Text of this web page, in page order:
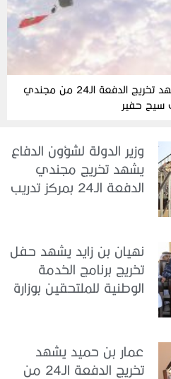
رئيسُ أركان القوات المسلحة يشهد تخريج الدفعة الـ24 من مجندي
سيح حفير
وزير الدولة لشؤون الدفاع
يشهد تخريج مجندي
الدفعة الـ24 بمركز تدريب
نهيان بن زايد يشهد حفل
تخريج برنامج الخدمة
الوطنية للملتحقين بوزارة
عمار بن حميد يشهد
تخريج الدفعة الـ24 من